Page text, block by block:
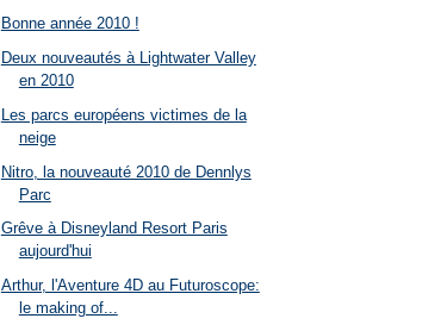
Bonne année 2010 !
Deux nouveautés à Lightwater Valley
en 2010
Les parcs européens victimes de la
neige
Nitro, la nouveauté 2010 de Dennlys
Parc
Grêve à Disneyland Resort Paris
aujourd'hui
Arthur, l'Aventure 4D au Futuroscope:
le making of...